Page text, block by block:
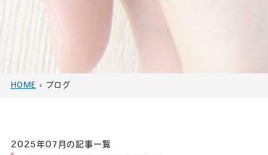
HOME › ブログ
2025年07月の記事一覧